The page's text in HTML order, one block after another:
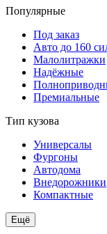
Популярные
Под заказ
Авто до 160
Малолитражки
Надёжные
Премиальные
Тип кузова
Универсалы
Фургоны
Автодома
Внедорожники
Компактные
Ещё